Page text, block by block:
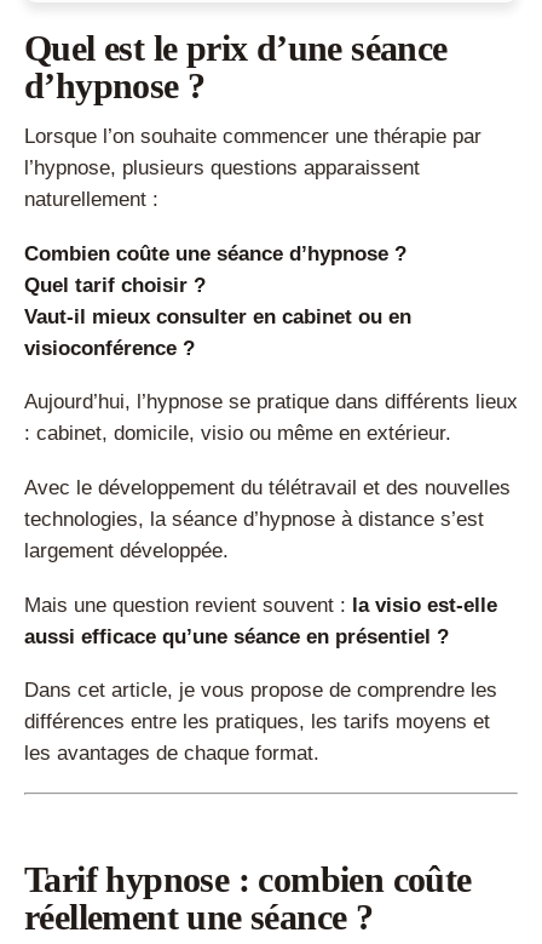
Pourquoi les tarifs des hypnothérapeutes varient-ils ?
Tarif hypnose en cabinet : avantages et limites
Une séance d’Hypnose Humaniste en cabinet
Tarif hypnose en visio : est-ce efficace ?
partout ?
Tarif auto-hypnose : apprendre à devenir autonome
FAQ
Quel est le prix moyen d’une séance d’hypnose ?
L’hypnose est-elle remboursée ?
Quelle différence entre hypnose Humaniste et hypnose
Ericksonienne ?
Quel est le prix d’une séance
d’hypnose ?
Lorsque l’on souhaite commencer une thérapie par
l’hypnose, plusieurs questions apparaissent
naturellement :
Combien coûte une séance d’hypnose ?
Quel tarif choisir ?
Vaut-il mieux consulter en cabinet ou en
visioconférence ?
Aujourd’hui, l’hypnose se pratique dans différents lieux
: cabinet, domicile, visio ou même en extérieur.
Avec le développement du télétravail et des nouvelles
technologies, la séance d’hypnose à distance s’est
largement développée.
Mais une question revient souvent : la visio est-elle
aussi efficace qu’une séance en présentiel ?
Dans cet article, je vous propose de comprendre les
différences entre les pratiques, les tarifs moyens et
les avantages de chaque format.
Tarif hypnose : combien coûte
réellement une séance ?